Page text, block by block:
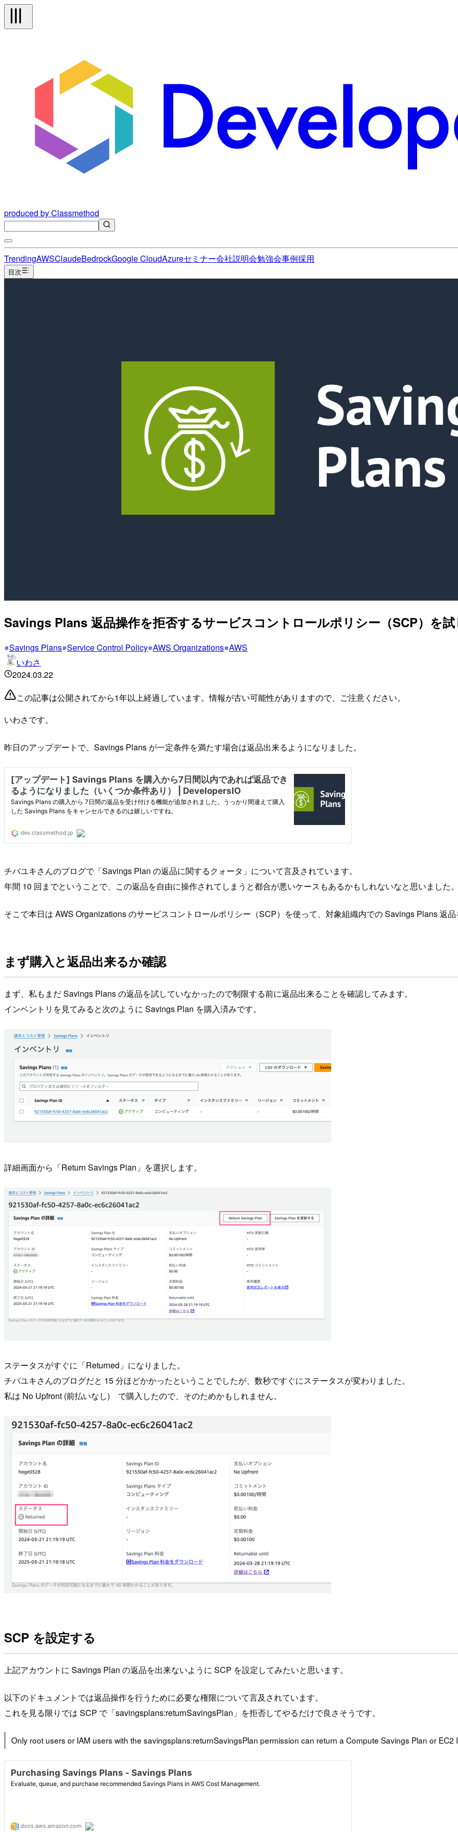
produced by Classmethod
TrendingAWSClaudeBedrockGoogle CloudAzureセミナー会社説明会勉強会事例採用
目次
Savings Plans 返品操作を拒否するサービスコントロールポリシー（SCP）を
Savings Plans Service Control Policy AWS Organizations AWS
いわさ
2024.03.22
この記事は公開されてから1年以上経過しています。情報が古い可能性がありますので、ご注意ください。
いわさです。
昨日のアップデートで、Savings Plans が一定条件を満たす場合は返品出来るようになりました。
チバユキさんのブログで「Savings Plan の返品に関するクォータ」について言及されています。
年間 10 回までということで、この返品を自由に操作されてしまうと都合が悪いケースもあるかもしれないなと思いました。
そこで本日は AWS Organizations のサービスコントロールポリシー（SCP）を使って、対象組織内での Savings Plans 返品
まず購入と返品出来るか確認
まず、私もまだ Savings Plans の返品を試していなかったので制限する前に返品出来ることを確認してみます。
インベントリを見てみると次のように Savings Plan を購入済みです。
詳細画面から「Return Savings Plan」を選択します。
ステータスがすぐに「Returned」になりました。
チバユキさんのブログだと 15 分ほどかかったということでしたが、数秒ですぐにステータスが変わりました。
私は No Upfront (前払いなし) で購入したので、そのためかもしれません。
SCP を設定する
上記アカウントに Savings Plan の返品を出来ないように SCP を設定してみたいと思います。
以下のドキュメントでは返品操作を行うために必要な権限について言及されています。
これを見る限りでは SCP で「savingsplans:returnSavingsPlan」を拒否してやるだけで良さそうです。
Only root users or IAM users with the savingsplans:returnSavingsPlan permission can return a Compute Savings Plan or